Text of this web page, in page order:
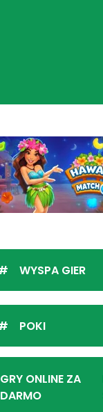
WYSPA GIER
POKI
GRY ONLINE ZA
DARMO